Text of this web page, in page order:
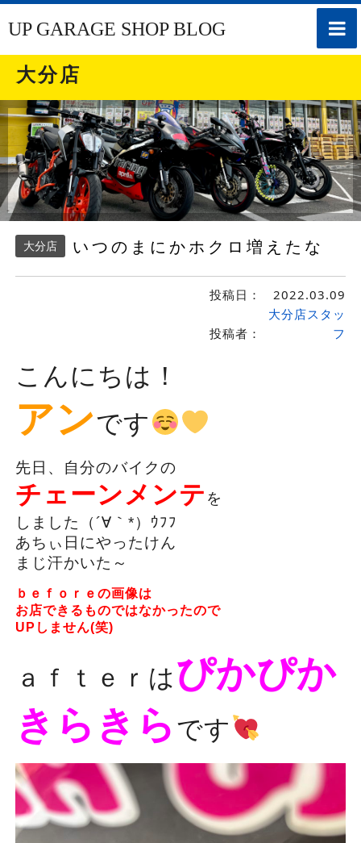
toggle
UP GARAGE SHOP BLOG
大分店
大分店 いつのまにかホクロ増えたな
投稿日： 2022.03.09
投稿者：
大分店スタッ
フ
こんにちは！
アンです
先日、自分のバイクの
チェーンメンテ を
しました（´∀｀*）ｳﾌﾌ
あちぃ日にやったけん
まじ汗かいた～
ｂｅｆｏｒｅの画像は
お店できるものではなかったので
UPしません(笑)
ａｆｔｅｒはぴかぴか
きらきら です